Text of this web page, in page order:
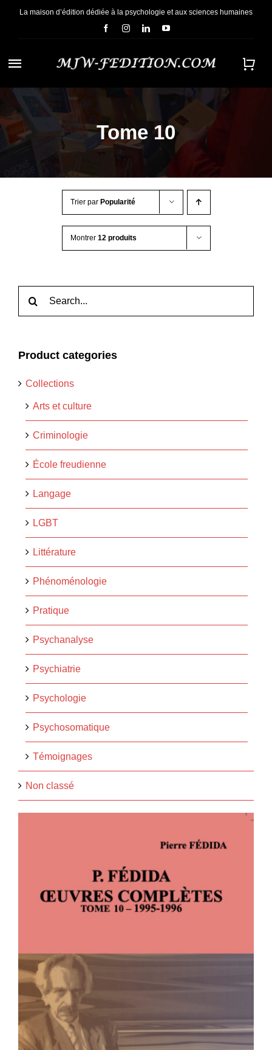
PasserLa maison d’édition dédiée à la psychologie et aux sciences humaines
Navigation
à
bascule
ACCUEIL
NOUS CONNAÎTRETome 10
Trier par Popularité
Montrer 12 produits
Product categories
Collections
Arts et culture
Criminologie
École freudienne
Langage
LGBT
Littérature
Phénoménologie
Pratique
Psychanalyse
Psychiatrie
Psychologie
Psychosomatique
Témoignages
Non classé
P. FÉDIDA – OEUVRES COMPLÈTES –